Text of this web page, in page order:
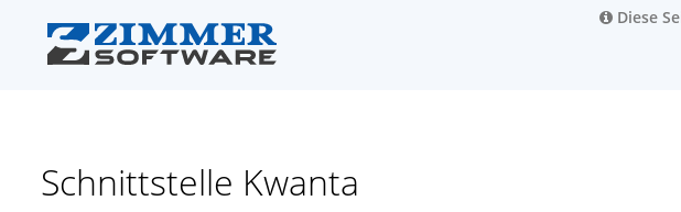
Diese
Schnittstelle Kwanta